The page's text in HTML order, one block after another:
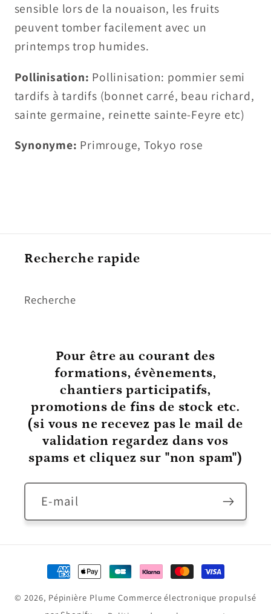
sensible lors de la nouaison, les fruits
peuvent tomber facilement avec un
printemps trop humides.
Pollinisation: Pollinisation: pommier semi
tardifs à tardifs (bonnet carré, beau richard,
sainte germaine, reinette sainte-Feyre etc)
Synonyme: Primrouge, Tokyo rose
Recherche rapide
Recherche
Pour être au courant des
formations, évènements,
chantiers participatifs,
promotions de fins de stock etc.
(si vous ne recevez pas le mail de
validation regardez dans vos
spams et cliquez sur "non spam")
E-mail
Moyens
de
paiement
© 2026, Pépinière Plume Commerce électronique propulsé